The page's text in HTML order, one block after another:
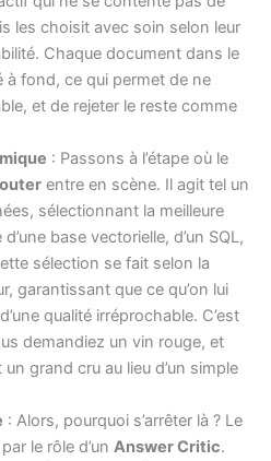
les choisit avec soin selon leur
Chaque document dans le
à fond, ce qui permet de ne
et de rejeter le reste comme
: Passons à l’étape où le
entre en scène. Il agit tel un
sélectionnant la meilleure
d’une base vectorielle, d’un SQL,
sélection se fait selon la
garantissant que ce qu’on lui
qualité irréprochable. C’est
demandiez un vin rouge, et
grand cru au lieu d’un simple
: Alors, pourquoi s’arrêter là ? Le
le rôle d’un Answer Critic.